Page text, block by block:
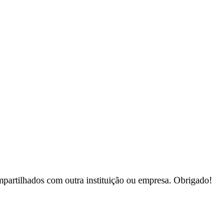
com outra instituição ou empresa. Obrigado!